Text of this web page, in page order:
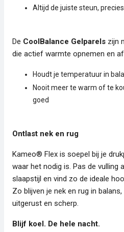
Altijd de juiste steun,
De CoolBalance Gelparelszijn
die actief warmte opnemen en
Houdt je temperatuur in
Nooit meer te warm of te
goed
Ontlast nek en rug
Kameo® Flex is soepel bij je
waar het nodig is. Pas de vulling
slaapstijl en vind zo de ideale
Zo blijven je nek en rug in
uitgerust en scherp.
Blijf koel. De hele nacht.